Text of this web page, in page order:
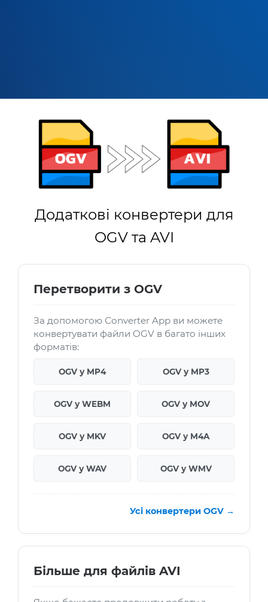
Додаткові конвертери для
OGV та AVI
Перетворити з OGV
За допомогою Converter App ви можете
конвертувати файли OGV в багато інших
форматів:
OGV у MP4 OGV у MP3
OGV у WEBM OGV у MOV
OGV у MKV OGV у M4A
OGV у WAV OGV у WMV
Усі конвертери OGV →
Більше для файлів AVI